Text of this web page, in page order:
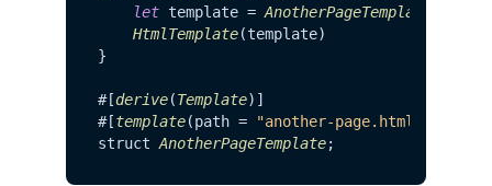
let template = AnotherPageTemplate
HtmlTemplate(template)
}
#[derive(Template)]
#[template(path = "another-page.html"
struct AnotherPageTemplate